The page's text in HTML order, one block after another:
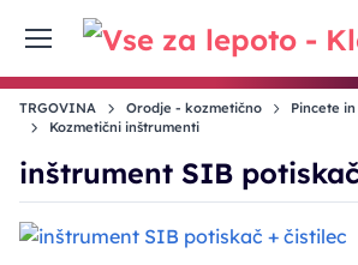
TRGOVINA Orodje - kozmetično
Pincete
Kozmetični inštrumenti
inštrument SIB